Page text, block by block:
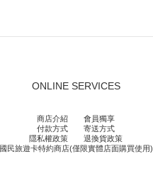
ONLINE SERVICES
商店介紹
會員獨享
付款方式
寄送方式
隱私權政策
退換貨政策
國民旅遊卡特約商店(僅限實體店面購買使用)